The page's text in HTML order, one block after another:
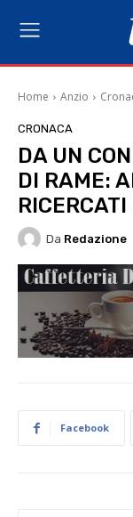
Home Anzio
CRONACA
DA UN
DI RAME:
Da Redazione
Facebook